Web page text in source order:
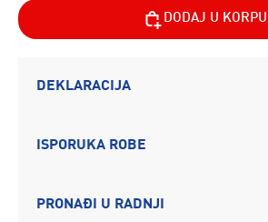
DODAJ U KORPU
DEKLARACIJA
ISPORUKA ROBE
PRONAĐI U RADNJI